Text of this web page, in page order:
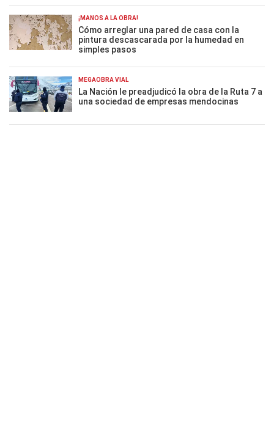
¡MANOS A LA OBRA!
Cómo arreglar una pared de casa con la
pintura descascarada por la humedad en
simples pasos
MEGAOBRA VIAL
La Nación le preadjudicó la obra de la Ruta 7 a
una sociedad de empresas mendocinas